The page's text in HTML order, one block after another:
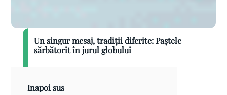
Un singur mesaj, tradiții diferite: Paștele
sărbătorit în jurul globului
Inapoi sus